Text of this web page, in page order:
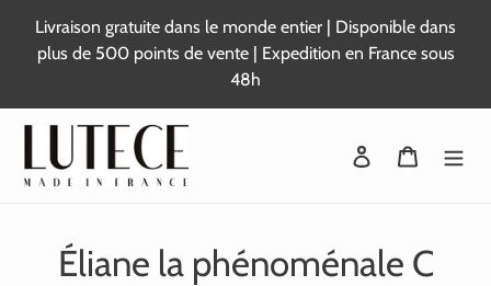
contenu
Livraison gratuite dans le monde entier | Disponible dans
plus de 500 points de vente | Expedition en France sous
48h
Se connecter
Panier
C
Éliane la phénoménale C